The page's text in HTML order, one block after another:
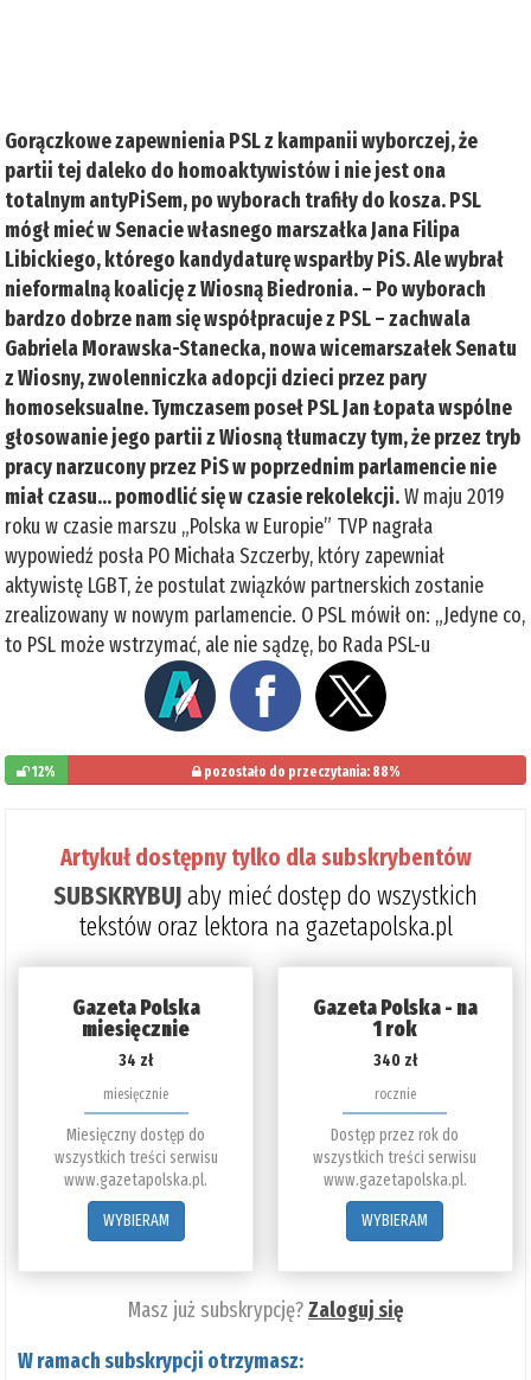
Gorączkowe zapewnienia PSL z kampanii wyborczej, że
partii tej daleko do homoaktywistów i nie jest ona
totalnym antyPiSem, po wyborach trafiły do kosza. PSL
mógł mieć w Senacie własnego marszałka Jana Filipa
Libickiego, którego kandydaturę wsparłby PiS. Ale wybrał
nieformalną koalicję z Wiosną Biedronia. – Po wyborach
bardzo dobrze nam się współpracuje z PSL – zachwala
Gabriela Morawska-Stanecka, nowa wicemarszałek Senatu
z Wiosny, zwolenniczka adopcji dzieci przez pary
homoseksualne. Tymczasem poseł PSL Jan Łopata wspólne
głosowanie jego partii z Wiosną tłumaczy tym, że przez tryb
pracy narzucony przez PiS w poprzednim parlamencie nie
miał czasu… pomodlić się w czasie rekolekcji.W maju 2019
roku w czasie marszu „Polska w Europie” TVP nagrała
wypowiedź posła PO Michała Szczerby, który zapewniał
aktywistę LGBT, że postulat związków partnerskich zostanie
zrealizowany w nowym parlamencie. O PSL mówił on: „Jedyne co,
to PSL może wstrzymać, ale nie sądzę, bo Rada PSL-u
12% pozostało do przeczytania: 88%
Artykuł dostępny tylko dla subskrybentów
SUBSKRYBUJaby mieć dostęp do wszystkich
tekstów oraz lektora na gazetapolska.pl
Gazeta Polska
miesięcznie
34 zł
miesięcznie
Miesięczny dostęp do
wszystkich treści serwisu
www.gazetapolska.pl.
WYBIERAM
Gazeta Polska - na
1 rok
340 zł
rocznie
Dostęp przez rok do
wszystkich treści serwisu
www.gazetapolska.pl.
WYBIERAM
Masz już subskrypcję?Zaloguj się
W ramach subskrypcji otrzymasz: